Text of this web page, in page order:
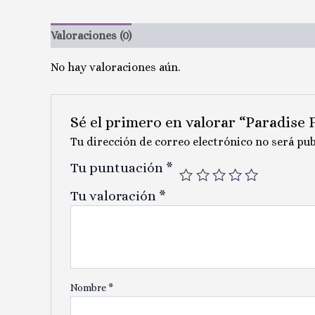
Valoraciones (0)
No hay valoraciones aún.
Sé el primero en valorar “Paradise
Tu dirección de correo electrónico no será
Tu puntuación *
Tu valoración *
Nombre*